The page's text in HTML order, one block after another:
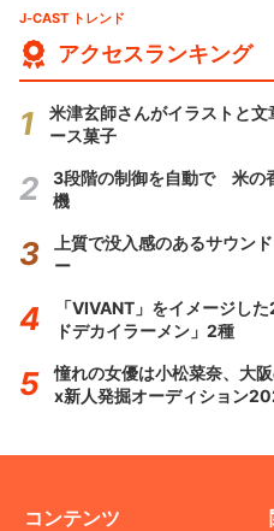
J-CAST トレンド
アクセスランキング
米津玄師さんがイラストと
ース菓子
3段階の制御を自動で 米の
機
上質で没入感のあるサウ
ー
「VIVANT」をイメージし
ドデカイラーメン」2種
憧れの女優は小松菜奈、大
x新人発掘オーディション
コンテンツ